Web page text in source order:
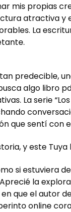
mis propias
atractiva
La
predecible,
algo libro
La serie
que sentí
y este
si estuviera
la
que el autor
online